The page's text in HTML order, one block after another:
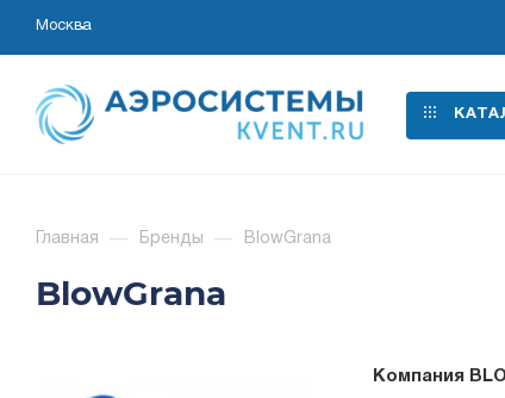
Москва
Главная — Бренды — BlowGrana
BlowGrana
Компания